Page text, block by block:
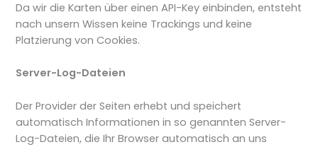
Da wir die Karten über einen API-Key einbinden, entsteht
nach unsern Wissen keine Trackings und keine
Platzierung von Cookies.
Server-Log-Dateien
Der Provider der Seiten erhebt und speichert
automatisch Informationen in so genannten Server-
Log-Dateien, die Ihr Browser automatisch an uns